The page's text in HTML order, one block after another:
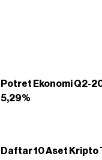
Potret Ekonomi Q2-
5,29%
Daftar 10 Aset Kripto